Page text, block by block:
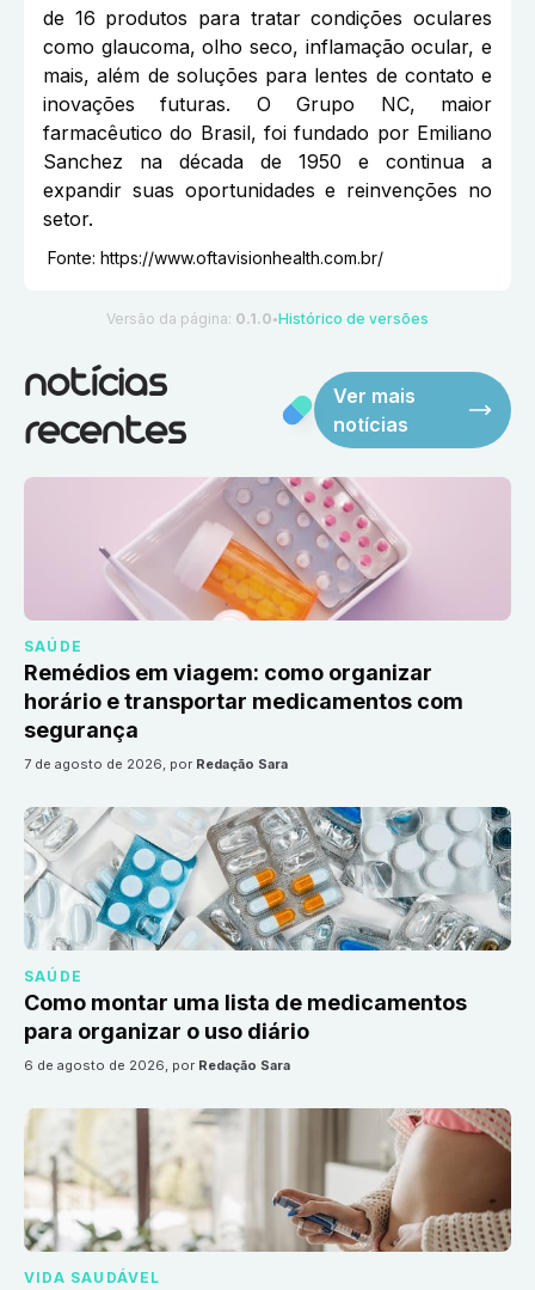
de 16 produtos para tratar condições oculares
como glaucoma, olho seco, inflamação ocular, e
mais, além de soluções para lentes de contato e
inovações futuras. O Grupo NC, maior
farmacêutico do Brasil, foi fundado por Emiliano
Sanchez na década de 1950 e continua a
expandir suas oportunidades e reinvenções no
setor.
Fonte: https://www.oftavisionhealth.com.br/
Versão da página: 0.1.0 ●Histórico de versões
notícias
recentes
Ver mais
notícias
SAÚDE
Remédios em viagem: como organizar
horário e transportar medicamentos com
segurança
7 de agosto de 2026, por Redação Sara
SAÚDE
Como montar uma lista de medicamentos
para organizar o uso diário
6 de agosto de 2026, por Redação Sara
VIDA SAUDÁVEL